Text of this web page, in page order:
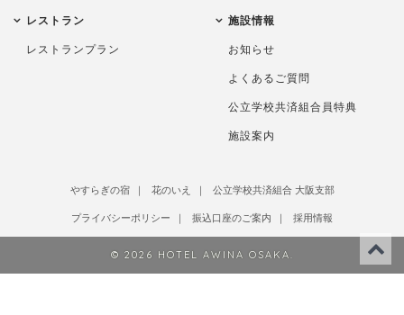
レストラン
レストランプラン
施設情報
お知らせ
よくあるご質問
公立学校共済組合員特典
施設案内
やすらぎの宿 花のいえ 公立学校共済組合 大阪支部
プライバシーポリシー 振込口座のご案内 採用情報
© 2026 HOTEL AWINA OSAKA.